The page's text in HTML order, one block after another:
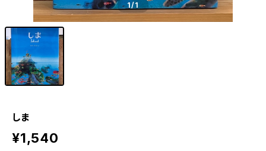
1/1
しま
¥1,540